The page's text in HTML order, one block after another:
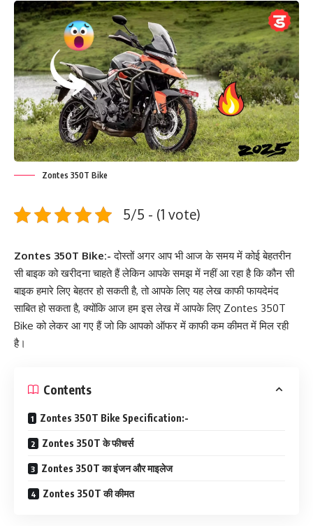
Zontes 350T Bike
5/5 - (1 vote)
Zontes 350T Bike:- दोस्तों अगर आप भी आज के समय में कोई बेहतरीन
सी बाइक को खरीदना चाहते हैं लेकिन आपके समझ में नहीं आ रहा है कि कौन सी
बाइक हमारे लिए बेहतर हो सकती है, तो आपके लिए यह लेख काफी फायदेमंद
साबित हो सकता है, क्योंकि आज हम इस लेख में आपके लिए Zontes 350T
Bike को लेकर आ गए हैं जो कि आपको ऑफर में काफी कम कीमत में मिल रही
है।
Contents
Zontes 350T Bike Specification:-
Zontes 350T के फीचर्स
Zontes 350T का इंजन और माइलेज
Zontes 350T की कीमत